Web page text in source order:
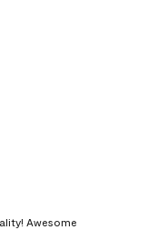
Awesome